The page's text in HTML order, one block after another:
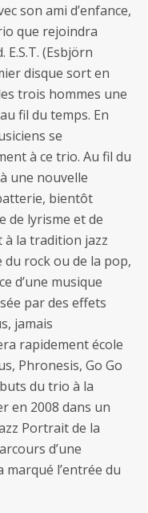
son ami d’enfance,
que rejoindra
(Esbjörn
disque sort en
trois hommes une
fil du temps. En
se
à ce trio. Au fil du
une nouvelle
bientôt
de lyrisme et de
la tradition jazz
du rock ou de la pop,
d’une musique
par des effets
jamais
rapidement école
Phronesis, Go Go
du trio à la
en 2008 dans un
Portrait de la
d’une
l’entrée du